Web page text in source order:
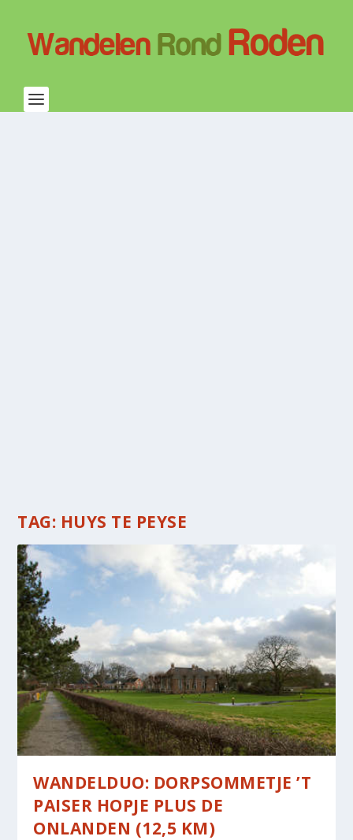
TAG: HUYS TE PEYSE
WANDELDUO: DORPSOMMETJE ’T
PAISER HOPJE PLUS DE
ONLANDEN (12,5 KM)